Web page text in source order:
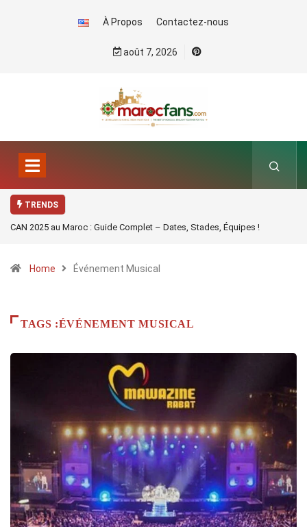
À Propos Contactez-nous
août 7, 2026
TRENDS
CAN 2025 au Maroc : Guide Complet – Dates, Stades, Équipes !
Home Événement Musical
TAGS :ÉVÉNEMENT MUSICAL